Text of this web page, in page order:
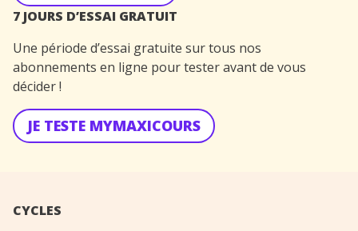
7 JOURS D’ESSAI GRATUIT
Une période d’essai gratuite sur tous nos
abonnements en ligne pour tester avant de vous
décider !
JE TESTE MYMAXICOURS
CYCLES